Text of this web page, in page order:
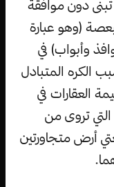
دون موافقة
(وهو عبارة
وأبواب) في
حيث تم بناؤه عام 1954 بسبب الكره المتبادل
العقارات في
تروى من
أرض متجاورتين